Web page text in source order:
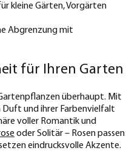
kleine Gärten, Vorgärten
Abgrenzung mit
für Ihren Garten
überhaupt. Mit
und ihrer Farbenvielfalt
voller Romantik und
oder Solitär – Rosen passen
eindrucksvolle Akzente.